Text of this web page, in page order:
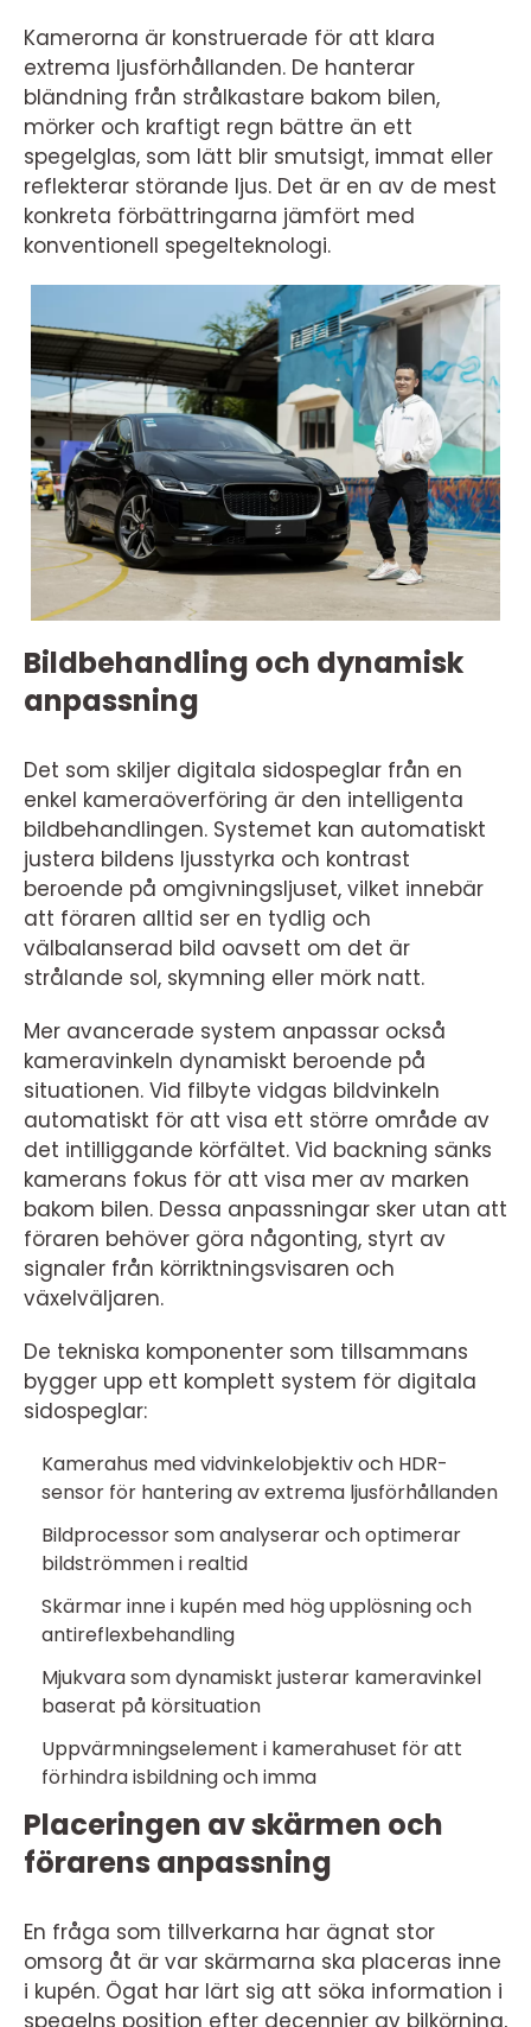
Kamerorna är konstruerade för att klara
extrema ljusförhållanden. De hanterar
bländning från strålkastare bakom bilen,
mörker och kraftigt regn bättre än ett
spegelglas, som lätt blir smutsigt, immat eller
reflekterar störande ljus. Det är en av de mest
konkreta förbättringarna jämfört med
konventionell spegelteknologi.
Bildbehandling och dynamisk
anpassning
Det som skiljer digitala sidospeglar från en
enkel kameraöverföring är den intelligenta
bildbehandlingen. Systemet kan automatiskt
justera bildens ljusstyrka och kontrast
beroende på omgivningsljuset, vilket innebär
att föraren alltid ser en tydlig och
välbalanserad bild oavsett om det är
strålande sol, skymning eller mörk natt.
Mer avancerade system anpassar också
kameravinkeln dynamiskt beroende på
situationen. Vid filbyte vidgas bildvinkeln
automatiskt för att visa ett större område av
det intilliggande körfältet. Vid backning sänks
kamerans fokus för att visa mer av marken
bakom bilen. Dessa anpassningar sker utan att
föraren behöver göra någonting, styrt av
signaler från körriktningsvisaren och
växelväljaren.
De tekniska komponenter som tillsammans
bygger upp ett komplett system för digitala
sidospeglar:
Kamerahus med vidvinkelobjektiv och HDR-
sensor för hantering av extrema ljusförhållanden
Bildprocessor som analyserar och optimerar
bildströmmen i realtid
Skärmar inne i kupén med hög upplösning och
antireflexbehandling
Mjukvara som dynamiskt justerar kameravinkel
baserat på körsituation
Uppvärmningselement i kamerahuset för att
förhindra isbildning och imma
Placeringen av skärmen och
förarens anpassning
En fråga som tillverkarna har ägnat stor
omsorg åt är var skärmarna ska placeras inne
i kupén. Ögat har lärt sig att söka information i
spegelns position efter decennier av bilkörning,